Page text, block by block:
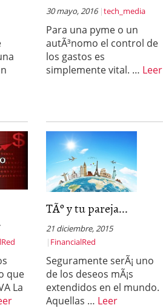
30 mayo, 2016 tech_media
Para una pyme o un
autÃ³nomo el control de
los gastos es
simplemente vital. … Leer
que
La
TÃº y tu pareja...
21 diciembre, 2015
FinancialRed
Seguramente serÃ¡ uno
de los deseos mÃ¡s
extendidos en el mundo.
Aquellas … Leer